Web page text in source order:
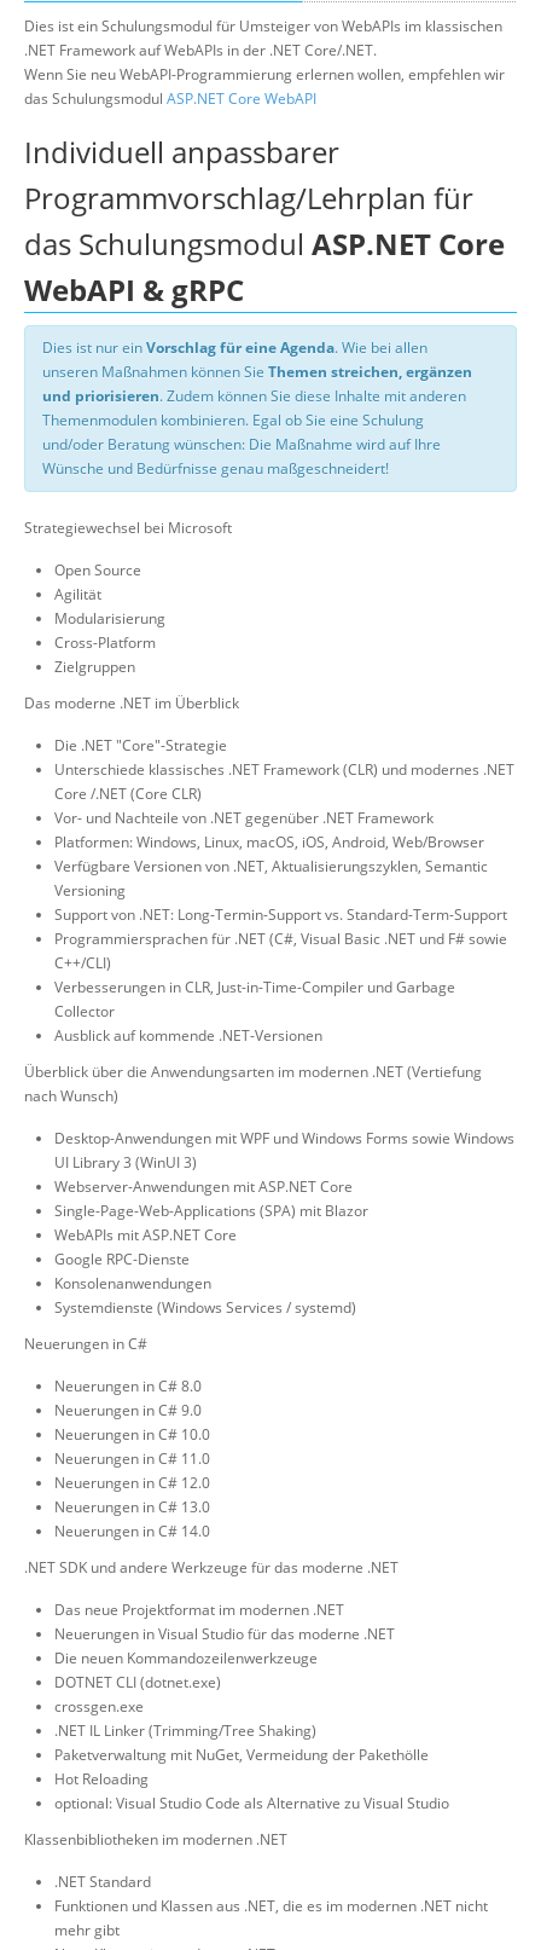
Dies ist ein Schulungsmodul für Umsteiger von WebAPIs im klassischen
.NET Framework auf WebAPIs in der .NET Core/.NET.
Wenn Sie neu WebAPI-Programmierung erlernen wollen, empfehlen wir
das Schulungsmodul ASP.NET Core WebAPI
Individuell anpassbarer
Programmvorschlag/Lehrplan für
das Schulungsmodul ASP.NET Core
WebAPI & gRPC
Dies ist nur einVorschlag für eine Agenda. Wie bei allen
unseren Maßnahmen können Sie Themen streichen, ergänzen
und priorisieren. Zudem können Sie diese Inhalte mit anderen
Themenmodulen kombinieren. Egal ob Sie eine Schulung
und/oder Beratung wünschen: Die Maßnahme wird auf Ihre
Wünsche und Bedürfnisse genau maßgeschneidert!
Strategiewechsel bei Microsoft
Open Source
Agilität
Modularisierung
Cross-Platform
Zielgruppen
Das moderne .NET im Überblick
Die .NET "Core"-Strategie
Unterschiede klassisches .NET Framework (CLR) und modernes .NET
Core /.NET (Core CLR)
Vor- und Nachteile von .NET gegenüber .NET Framework
Platformen: Windows, Linux, macOS, iOS, Android, Web/Browser
Verfügbare Versionen von .NET, Aktualisierungszyklen, Semantic
Versioning
Support von .NET: Long-Termin-Support vs. Standard-Term-Support
Programmiersprachen für .NET (C#, Visual Basic .NET und F# sowie
C++/CLI)
Verbesserungen in CLR, Just-in-Time-Compiler und Garbage
Collector
Ausblick auf kommende .NET-Versionen
Überblick über die Anwendungsarten im modernen .NET (Vertiefung
nach Wunsch)
Desktop-Anwendungen mit WPF und Windows Forms sowie Windows
UI Library 3 (WinUI 3)
Webserver-Anwendungen mit ASP.NET Core
Single-Page-Web-Applications (SPA) mit Blazor
WebAPIs mit ASP.NET Core
Google RPC-Dienste
Konsolenanwendungen
Systemdienste (Windows Services / systemd)
Neuerungen in C#
Neuerungen in C# 8.0
Neuerungen in C# 9.0
Neuerungen in C# 10.0
Neuerungen in C# 11.0
Neuerungen in C# 12.0
Neuerungen in C# 13.0
Neuerungen in C# 14.0
.NET SDK und andere Werkzeuge für das moderne .NET
Das neue Projektformat im modernen .NET
Neuerungen in Visual Studio für das moderne .NET
Die neuen Kommandozeilenwerkzeuge
DOTNET CLI (dotnet.exe)
crossgen.exe
.NET IL Linker (Trimming/Tree Shaking)
Paketverwaltung mit NuGet, Vermeidung der Pakethölle
Hot Reloading
optional: Visual Studio Code als Alternative zu Visual Studio
Klassenbibliotheken im modernen .NET
.NET Standard
Funktionen und Klassen aus .NET, die es im modernen .NET nicht
mehr gibt